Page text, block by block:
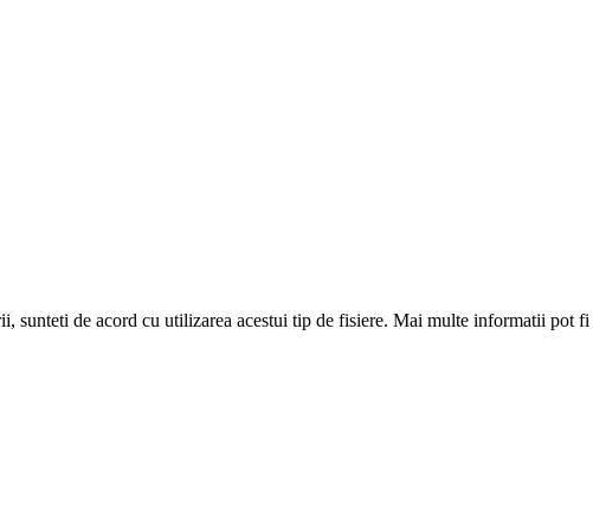
sunteti de acord cu utilizarea acestui tip de fisiere. Mai multe informatii pot fi